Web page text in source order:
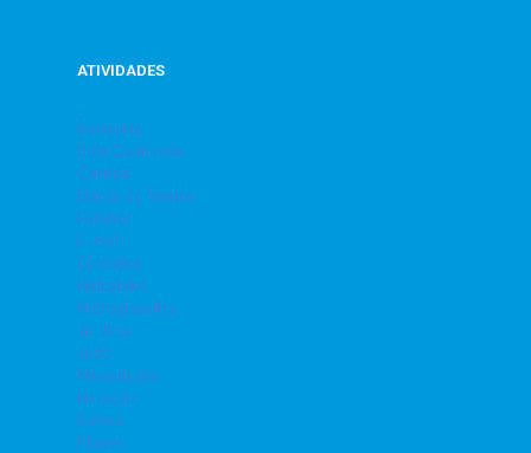
ATIVIDADES
Basquete
Bola Queimada
Corrida
Dança do Ventre
Futebol
Futsal
Ginástica
Hidrobike
Hidroginástica
Jiu Jitsu
Judô
Musculação
Natação
Peteca
Pilates